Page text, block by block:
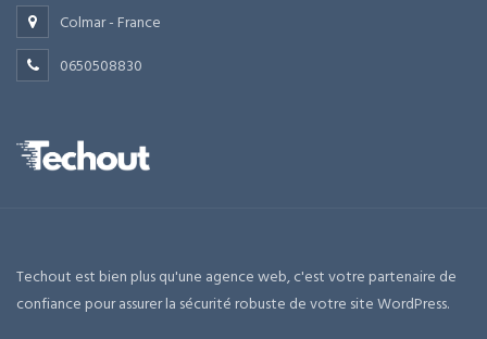
Colmar - France
0650508830
Techout est bien plus qu'une agence web, c'est votre partenaire de
confiance pour assurer la sécurité robuste de votre site WordPress.